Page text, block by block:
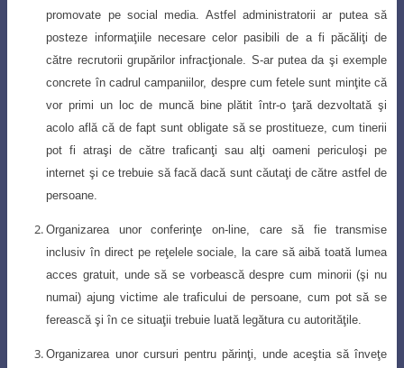
promovate pe social media. Astfel administratorii ar putea să
posteze informaţiile necesare celor pasibili de a fi păcăliţi de
către recrutorii grupărilor infracţionale. S-ar putea da şi exemple
concrete în cadrul campaniilor, despre cum fetele sunt minţite că
vor primi un loc de muncă bine plătit într-o ţară dezvoltată şi
acolo află că de fapt sunt obligate să se prostitueze, cum tinerii
pot fi atraşi de către traficanţi sau alţi oameni periculoşi pe
internet şi ce trebuie să facă dacă sunt căutaţi de către astfel de
persoane.
Organizarea unor conferinţe on-line, care să fie transmise
inclusiv în direct pe reţelele sociale, la care să aibă toată lumea
acces gratuit, unde să se vorbeascădespre cum minorii (şi nu
numai) ajung victime ale traficului de persoane, cum pot să se
ferească şi în ce situaţii trebuie luată legătura cu autorităţile.
Organizarea unor cursuri pentru părinţi, unde aceştia să înveţe